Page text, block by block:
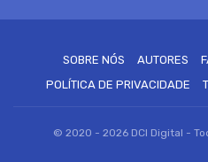
SOBRE NÓS AUTORES
POLÍTICA DE PRIVACIDADE
© 2020 - 2026 DCI Digital -